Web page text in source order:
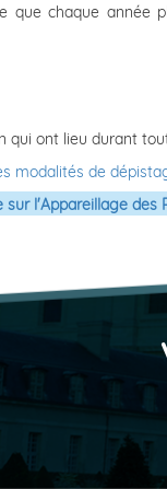
que chaque année
qui ont lieu durant
modalités de
l'Appareillage des